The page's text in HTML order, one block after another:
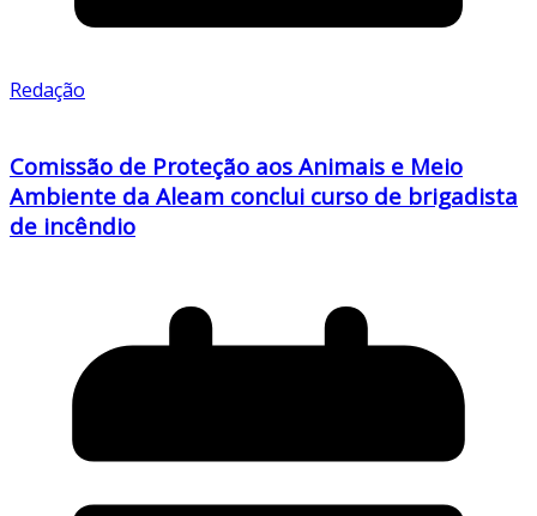
Redação
Comissão de Proteção aos Animais e Meio
Ambiente da Aleam conclui curso de brigadista
de incêndio